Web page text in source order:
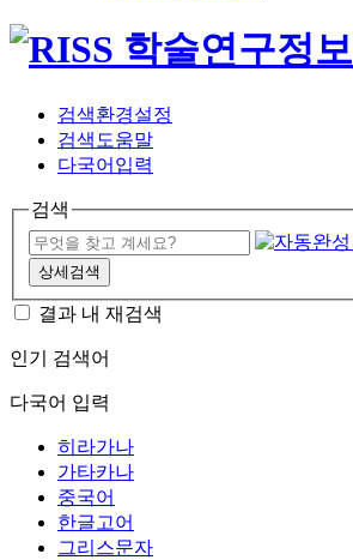
검색환경설정
검색도움말
다국어입력
검색
상세검색
결과 내 재검색
인기 검색어
다국어 입력
히라가나
가타카나
중국어
한글고어
그리스문자